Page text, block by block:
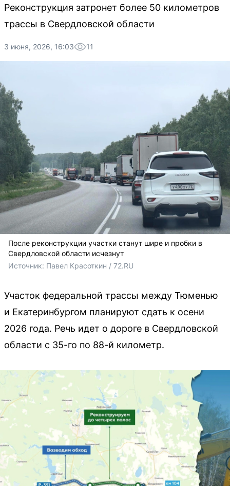
Реконструкция затронет более 50 километров
трассы в Свердловской области
3 июня, 2026, 16:03 11
После реконструкции участки станут шире и пробки в
Свердловской области исчезнут
Источник: Павел Красоткин / 72.RU
Участок федеральной трассы между Тюменью
и Екатеринбургом планируют сдать к осени
2026 года. Речь идет о дороге в Свердловской
области с 35-го по 88-й километр.